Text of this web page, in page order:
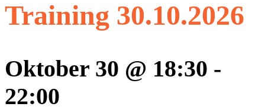
Training 30.10.2026
Oktober 30 @ 18:30 -
22:00